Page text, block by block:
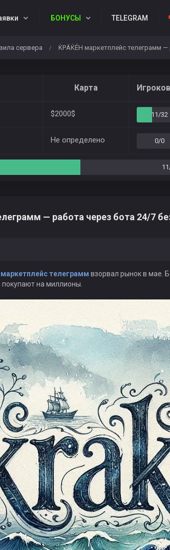
БОНУСЫ TELEGRAM
сервера / ЌРÁЌÉH маркетплейс телеграмм
Карта Игроков
$2000$ 11/32
Не определено 0/0
— работа через бота 24/7
маркетплейс телеграмм взорвал рынок в мае.
покупают на миллионы.